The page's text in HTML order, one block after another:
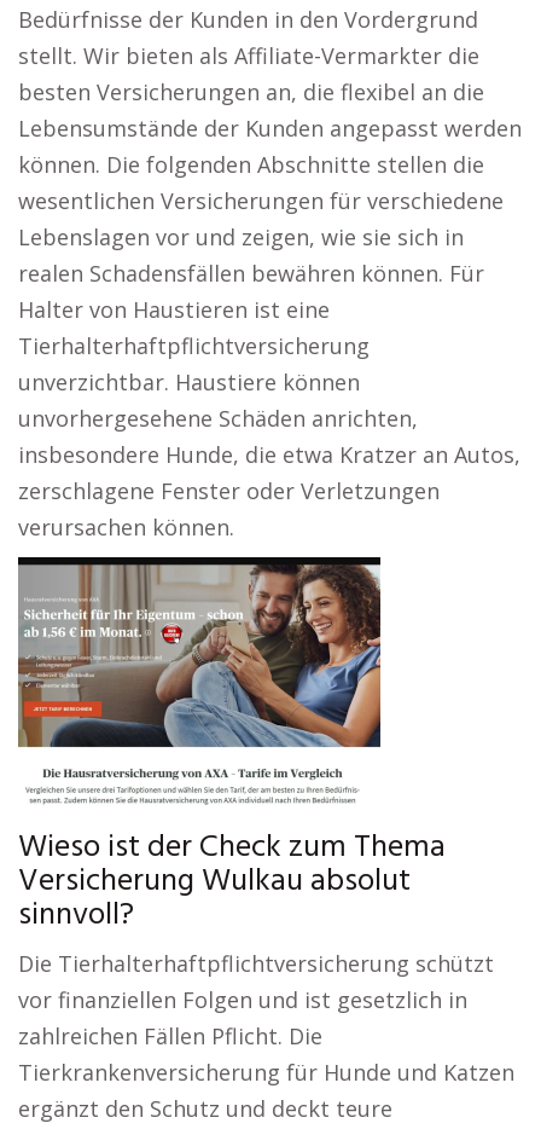
Bedürfnisse der Kunden in den Vordergrund
stellt. Wir bieten als Affiliate-Vermarkter die
besten Versicherungen an, die flexibel an die
Lebensumstände der Kunden angepasst werden
können. Die folgenden Abschnitte stellen die
wesentlichen Versicherungen für verschiedene
Lebenslagen vor und zeigen, wie sie sich in
realen Schadensfällen bewähren können. Für
Halter von Haustieren ist eine
Tierhalterhaftpflichtversicherung
unverzichtbar. Haustiere können
unvorhergesehene Schäden anrichten,
insbesondere Hunde, die etwa Kratzer an Autos,
zerschlagene Fenster oder Verletzungen
verursachen können.
Wieso ist der Check zum Thema
Versicherung Wulkau absolut
sinnvoll?
Die Tierhalterhaftpflichtversicherung schützt
vor finanziellen Folgen und ist gesetzlich in
zahlreichen Fällen Pflicht. Die
Tierkrankenversicherung für Hunde und Katzen
ergänzt den Schutz und deckt teure